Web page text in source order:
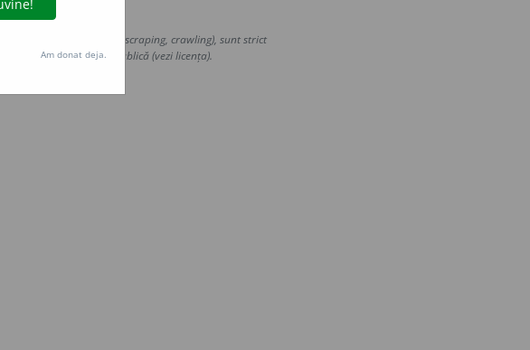
dexonline.ro)
automată (web scraping, crawling), sunt strict
oficial spre utilizare publică (vezi licența).
Am donat deja.